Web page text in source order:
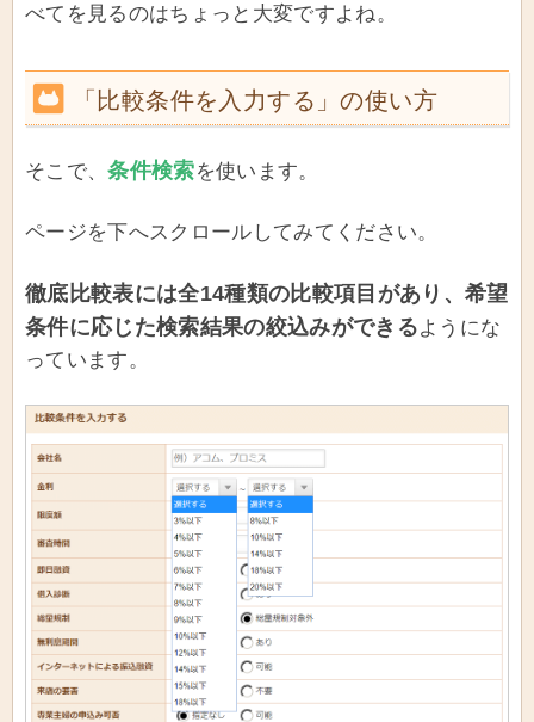
べてを見るのはちょっと大変ですよね。
「比較条件を入力する」の使い方
そこで、条件検索を使います。
ページを下へスクロールしてみてください。
徹底比較表には全14種類の比較項目があり、希望
条件に応じた検索結果の絞込みができるようにな
っています。